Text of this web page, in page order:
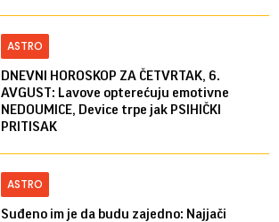
ASTRO
DNEVNI HOROSKOP ZA ČETVRTAK, 6.
AVGUST: Lavove opterećuju emotivne
NEDOUMICE, Device trpe jak PSIHIČKI
PRITISAK
ASTRO
Suđeno im je da budu zajedno: Najjači